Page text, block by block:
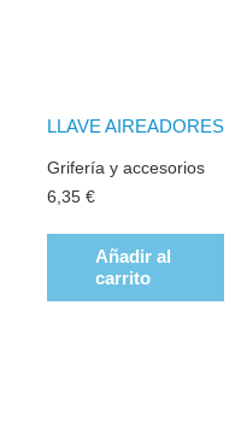
LLAVE AIREADORES
Grifería y accesorios
6,35€
Añadir al
carrito